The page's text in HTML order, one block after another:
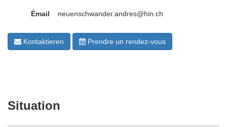
Émail neuenschwander.andres@hin.ch
Kontaktieren Prendre un rendez-vous
Situation